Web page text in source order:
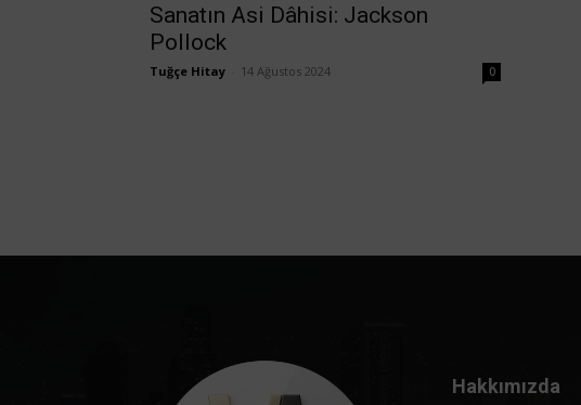
Sanatın Asi Dâhisi: Jackson
Pollock
Tuğçe Hitay 14 Ağustos 2024 0
Hakkımızda